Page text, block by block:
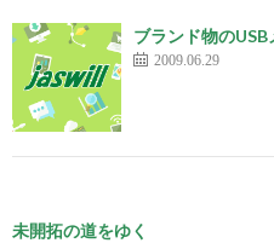
ブランド物のUSB
2009.06.29
未開拓の道をゆく